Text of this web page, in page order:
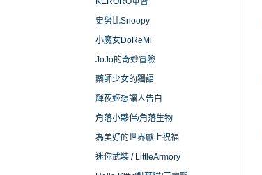
史努比Snoopy
小魔女DoReMi
JoJo的奇妙冒險
藥師少女的獨語
輝夜姬想讓人告白
角落小夥伴/角落生物
為美好的世界獻上祝福
迷你武裝 / LittleArmory